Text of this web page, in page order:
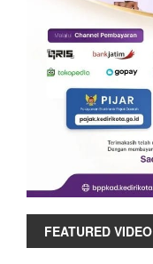
FEATURED VIDEO